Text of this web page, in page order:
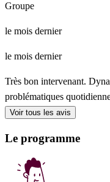
Groupe
le mois dernier
le mois dernier
Très bon intervenant.
problématiques
Voir tous les avis
Le programme